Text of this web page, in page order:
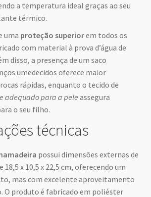
a temperatura ideal graças ao seu
térmico.
uma proteção superiorem todos os
com material à prova d’água de
disso, a presença de um saco
umedecidos oferece maior
rápidas, enquanto o tecido de
adequado para a pele assegura
o seu filho.
técnicas
possui dimensões externas de
x 10,5 x 22,5 cm, oferecendo um
mas com excelente aproveitamento
O produto é fabricado em poliéster